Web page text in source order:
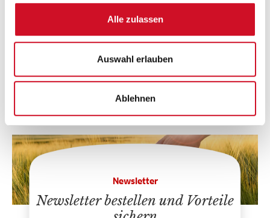
Alle zulassen
Auswahl erlauben
Ablehnen
Bewertungen
Bitte akzeptiere unsereMarketing-Cookies, um auf das
JETZT AKZEPTIEREN
Newsletter
Newsletter bestellen und Vorteile